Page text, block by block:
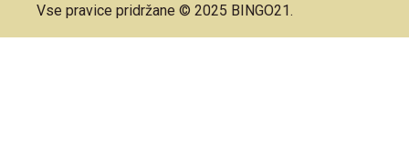
Vse pravice pridržane © 2025 BINGO21.